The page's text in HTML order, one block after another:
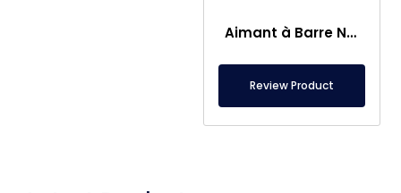
Aimant à Barre Neodyme Ø25×250 mm – Connexion M8 Femelle d’un Côté
Review Product